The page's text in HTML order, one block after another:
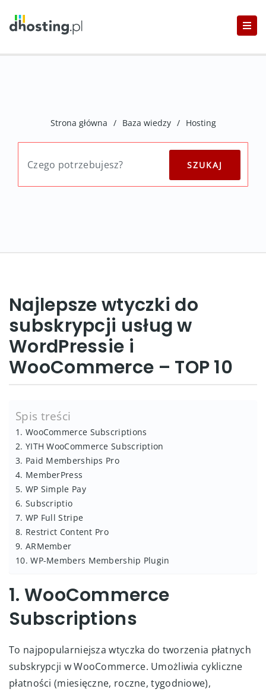
Strona główna / Baza wiedzy / Hosting
Najlepsze wtyczki do
subskrypcji usług w
WordPressie i
WooCommerce – TOP 10
Spis treści
1. WooCommerce Subscriptions
2. YITH WooCommerce Subscription
3. Paid Memberships Pro
4. MemberPress
5. WP Simple Pay
6. Subscriptio
7. WP Full Stripe
8. Restrict Content Pro
9. ARMember
10. WP-Members Membership Plugin
1. WooCommerce
Subscriptions
To najpopularniejsza wtyczka do tworzenia płatnych
subskrypcji w WooCommerce. Umożliwia cykliczne
płatności (miesięczne, roczne, tygodniowe),